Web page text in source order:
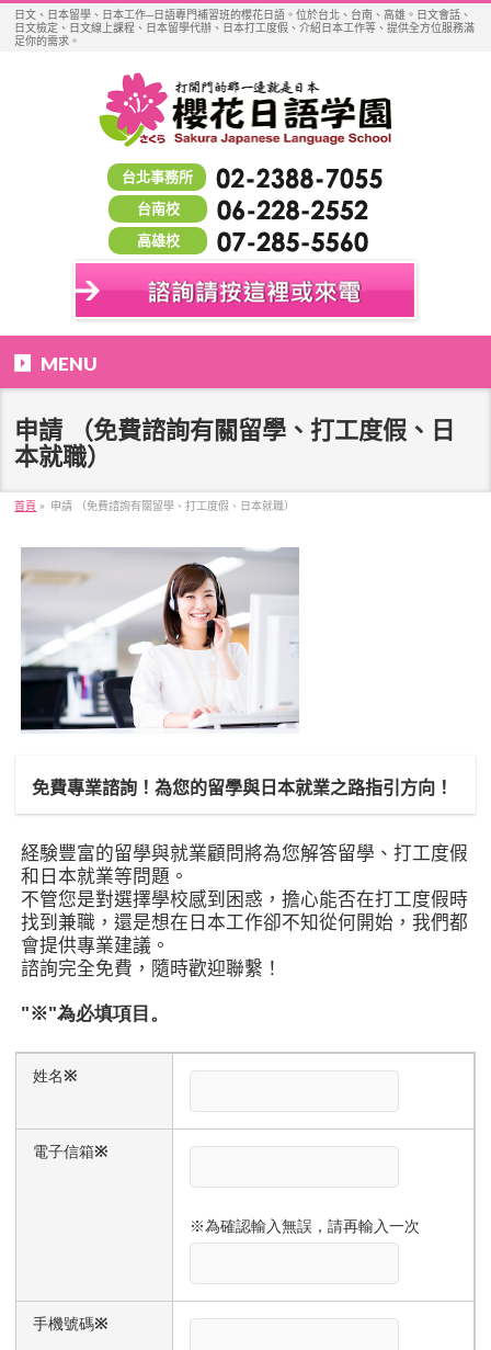
日文、日本留學、日本工作─日語專門補習班的櫻花日語。位於台北、台南、高雄。日文會話、
日文檢定、日文線上課程、日本留學代辦、日本打工度假、介紹日本工作等、提供全方位服務滿
足你的需求。
台北事務所
台南校
高雄校
MENU
申請 （免費諮詢有關留學、打工度假、日
本就職）
首頁 » 申請 （免費諮詢有關留學、打工度假、日本就職）
免費專業諮詢！為您的留學與日本就業之路指引方向！
経験豐富的留學與就業顧問將為您解答留學、打工度假
和日本就業等問題。
不管您是對選擇學校感到困惑，擔心能否在打工度假時
找到兼職，還是想在日本工作卻不知從何開始，我們都
會提供專業建議。
諮詢完全免費，隨時歡迎聯繫！
″※″為必填項目。
姓名※
電子信箱※
※為確認輸入無誤，請再輸入一次
手機號碼※